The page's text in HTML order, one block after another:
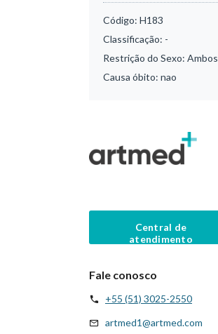
Código: H183
Classificação: -
Restrição do Sexo: Ambos
Causa óbito: nao
Central de
atendimento
Fale conosco
+55 (51) 3025-2550
artmed1@artmed.com